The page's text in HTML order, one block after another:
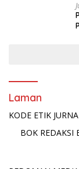
Laman
KODE ETIK
BOK REDAKSI